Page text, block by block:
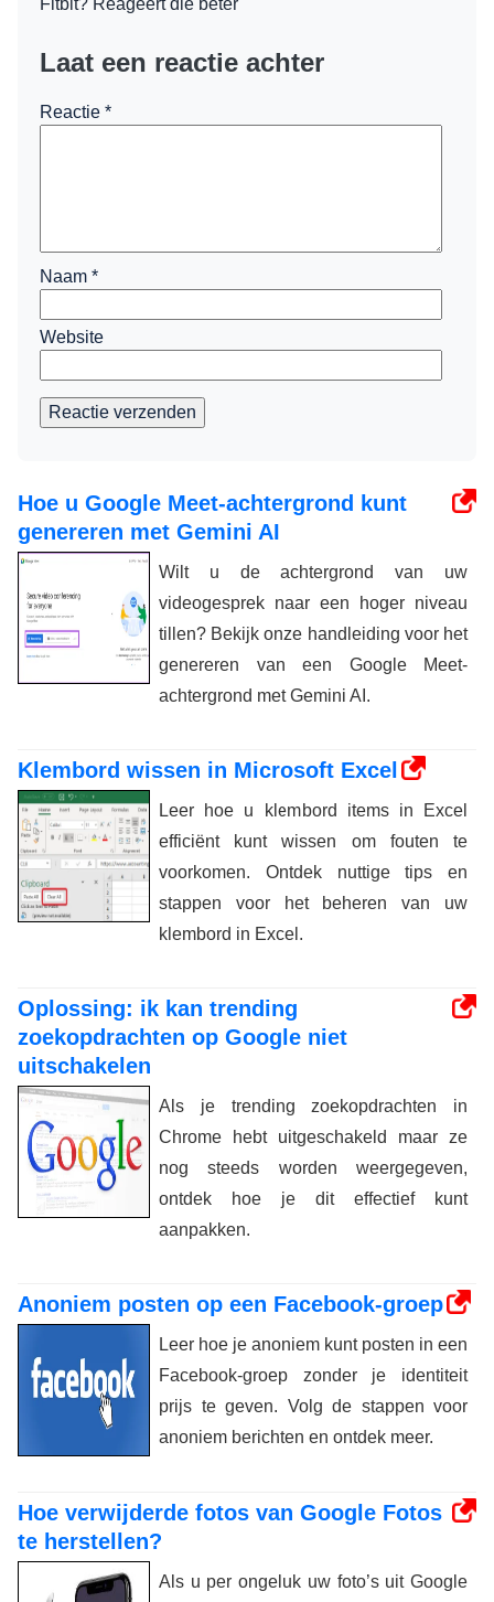
Laat een reactie achter
Reactie *
Naam *
Website
Reactie verzenden
Hoe u Google Meet-achtergrond kunt
genereren met Gemini AI
Wilt u de achtergrond van uw
videogesprek naar een hoger niveau
tillen? Bekijk onze handleiding voor het
genereren van een Google Meet-
achtergrond met Gemini AI.
Klembord wissen in Microsoft Excel
Leer hoe u klembord items in Excel
efficiënt kunt wissen om fouten te
voorkomen. Ontdek nuttige tips en
stappen voor het beheren van uw
klembord in Excel.
Oplossing: ik kan trending
zoekopdrachten op Google niet
uitschakelen
Als je trending zoekopdrachten in
Chrome hebt uitgeschakeld maar ze
nog steeds worden weergegeven,
ontdek hoe je dit effectief kunt
aanpakken.
Anoniem posten op een Facebook-groep
Leer hoe je anoniem kunt posten in een
Facebook-groep zonder je identiteit
prijs te geven. Volg de stappen voor
anoniem berichten en ontdek meer.
Hoe verwijderde fotos van Google Fotos
te herstellen?
Als u per ongeluk uw foto’s uit Google